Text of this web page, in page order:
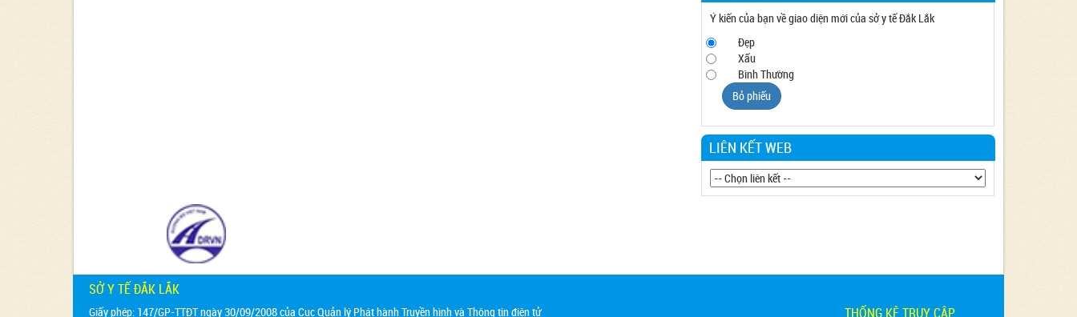
Ý kiến của bạn về giao diện mới của sở y tế Đắk Lắk
Đẹp
Xấu
Bình Thường
Bỏ phiếu
LIÊN KẾT WEB
SỞ Y TẾ ĐẮK LẮK
Giấy phép: 147/GP-TTĐT ngày 30/09/2008 của Cục Quản lý Phát hành Truyền hình và Thông tin điện tử THỐNG KÊ TRUY CẬP